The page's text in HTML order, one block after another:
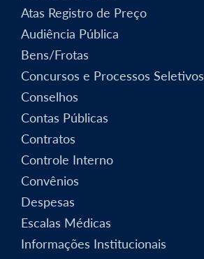
Atas Registro de Preço
Audiência Pública
Bens/Frotas
Concursos e Processos Seletivos
Conselhos
Contas Públicas
Contratos
Controle Interno
Convênios
Despesas
Escalas Médicas
Informações Institucionais